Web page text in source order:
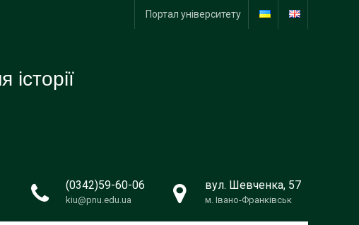
Портал університету
(0342)59-60-06
kiu@pnu.edu.ua
вул. Шевченка, 57
м. Івано-Франківськ